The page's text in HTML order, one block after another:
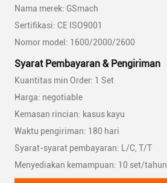
Nama merek: GSmach
Sertifikasi: CE ISO9001
Nomor model: 1600/2000/2600
Syarat Pembayaran & Pengiriman
Kuantitas min Order: 1 Set
Harga: negotiable
Kemasan rincian: kasus kayu
Waktu pengiriman: 180 hari
Syarat-syarat pembayaran: L/C, T/T
Menyediakan kemampuan: 10 set/tahun